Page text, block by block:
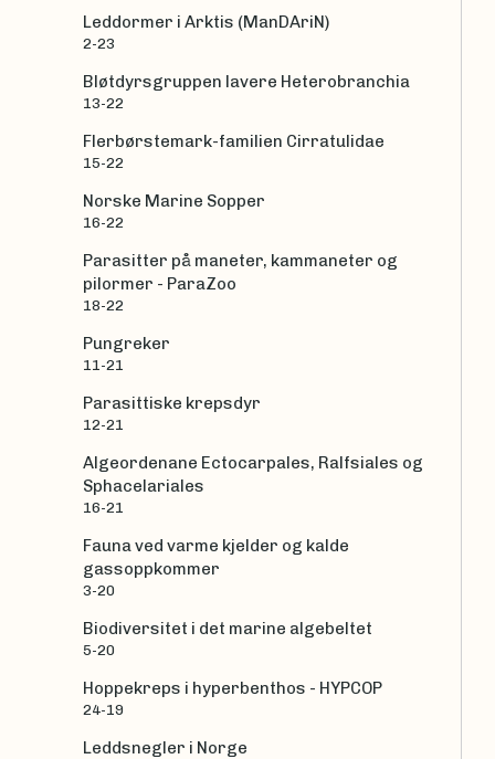
Leddormer i Arktis (ManDAriN)
2-23
Bløtdyrsgruppen lavere Heterobranchia
13-22
Flerbørstemark-familien Cirratulidae
15-22
Norske Marine Sopper
16-22
Parasitter på maneter, kammaneter og
pilormer - ParaZoo
18-22
Pungreker
11-21
Parasittiske krepsdyr
12-21
Algeordenane Ectocarpales, Ralfsiales og
Sphacelariales
16-21
Fauna ved varme kjelder og kalde
gassoppkommer
3-20
Biodiversitet i det marine algebeltet
5-20
Hoppekreps i hyperbenthos - HYPCOP
24-19
Leddsnegler i Norge